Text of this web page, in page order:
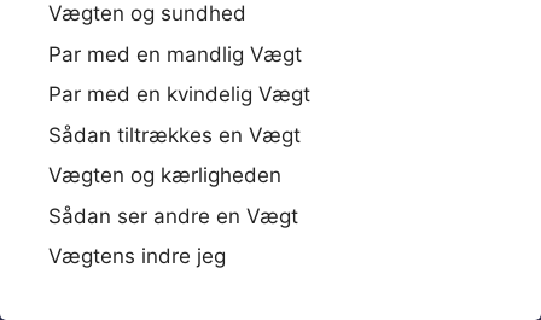
Vægten og sundhed
Par med en mandlig Vægt
Par med en kvindelig Vægt
Sådan tiltrækkes en Vægt
Vægten og kærligheden
Sådan ser andre en Vægt
Vægtens indre jeg